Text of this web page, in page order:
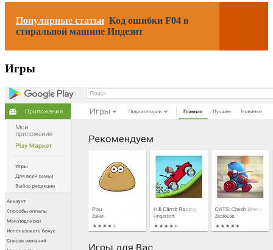
Популярные статьи Код ошибки F04 в
стиральной машине Индезит
Игры